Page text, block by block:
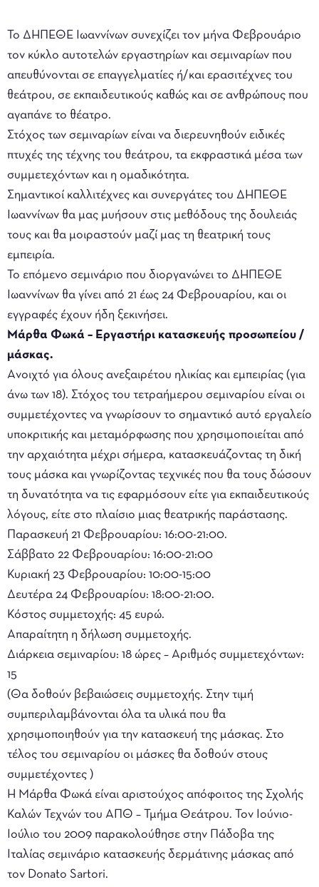
Το ΔΗΠΕΘΕ Ιωαννίνων συνεχίζει τον μήνα Φεβρουάριο
τον κύκλο αυτοτελών εργαστηρίων και σεμιναρίων που
απευθύνονται σε επαγγελματίες ή/και ερασιτέχνες του
θεάτρου, σε εκπαιδευτικούς καθώς και σε ανθρώπους που
αγαπάνε το θέατρο.
Στόχος των σεμιναρίων είναι να διερευνηθούν ειδικές
πτυχές της τέχνης του θεάτρου, τα εκφραστικά μέσα των
συμμετεχόντων και η ομαδικότητα.
Σημαντικοί καλλιτέχνες και συνεργάτες του ΔΗΠΕΘΕ
Ιωαννίνων θα μας μυήσουν στις μεθόδους της δουλειάς
τους και θα μοιραστούν μαζί μας τη θεατρική τους
εμπειρία.
Το επόμενο σεμινάριο που διοργανώνει το ΔΗΠΕΘΕ
Ιωαννίνων θα γίνει από 21 έως 24 Φεβρουαρίου, και οι
εγγραφές έχουν ήδη ξεκινήσει.
Μάρθα Φωκά – Εργαστήρι κατασκευής προσωπείου /
μάσκας.
Aνοιχτό για όλους ανεξαιρέτου ηλικίας και εμπειρίας (για
άνω των 18). Στόχος του τετραήμερου σεμιναρίου είναι οι
συμμετέχοντες να γνωρίσουν το σημαντικό αυτό εργαλείο
υποκριτικής και μεταμόρφωσης που χρησιμοποιείται από
την αρχαιότητα μέχρι σήμερα, κατασκευάζοντας τη δική
τους μάσκα και γνωρίζοντας τεχνικές που θα τους δώσουν
τη δυνατότητα να τις εφαρμόσουν είτε για εκπαιδευτικούς
λόγους, είτε στο πλαίσιο μιας θεατρικής παράστασης.
Παρασκευή 21 Φεβρουαρίου: 16:00-21:00.
Σάββατο 22 Φεβρουαρίου: 16:00-21:00
Κυριακή 23 Φεβρουαρίου: 10:00-15:00
Δευτέρα 24 Φεβρουαρίου: 18:00-21:00.
Κόστος συμμετοχής: 45 ευρώ.
Απαραίτητη η δήλωση συμμετοχής.
Διάρκεια σεμιναρίου: 18 ώρες – Αριθμός συμμετεχόντων:
15
(Θα δοθούν βεβαιώσεις συμμετοχής. Στην τιμή
συμπεριλαμβάνονται όλα τα υλικά που θα
χρησιμοποιηθούν για την κατασκευή της μάσκας. Στο
τέλος του σεμιναρίου οι μάσκες θα δοθούν στους
συμμετέχοντες )
Η Μάρθα Φωκά είναι αριστούχος απόφοιτος της Σχολής
Καλών Τεχνών του ΑΠΘ – Τμήμα Θεάτρου. Τον Ιούνιο-
Ιούλιο του 2009 παρακολούθησε στην Πάδοβα της
Ιταλίας σεμινάριο κατασκευής δερμάτινης μάσκας από
τον Donato Sartori.